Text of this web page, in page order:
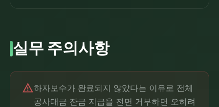
실무 주의사항
warning하자보수가 완료되지 않았다는 이유로 전체
공사대금 잔금 지급을 전면 거부하면 오히려